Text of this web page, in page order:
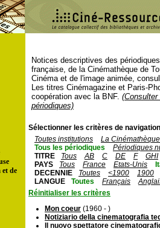
de
Notices descriptives des
française, de la Cinémathèque de
Cinéma et de l'image animée,
Les titres Cinémagazine et Paris-
coopération avec la BNF.
périodiques)
Sélectionner les critères de
Toutes institutions
La
Tous les périodiques
Périodiques
TITRE
Tous AB C DE F
GHI
PAYS
Tous France Etats-Unis
DECENNIE
Toutes <1900
1900
LANGUE
Toutes Français
Réinitialiser les critères
Mon coeur (1960 - )
Notiziario della cinematografia
Il nuovo spettatore